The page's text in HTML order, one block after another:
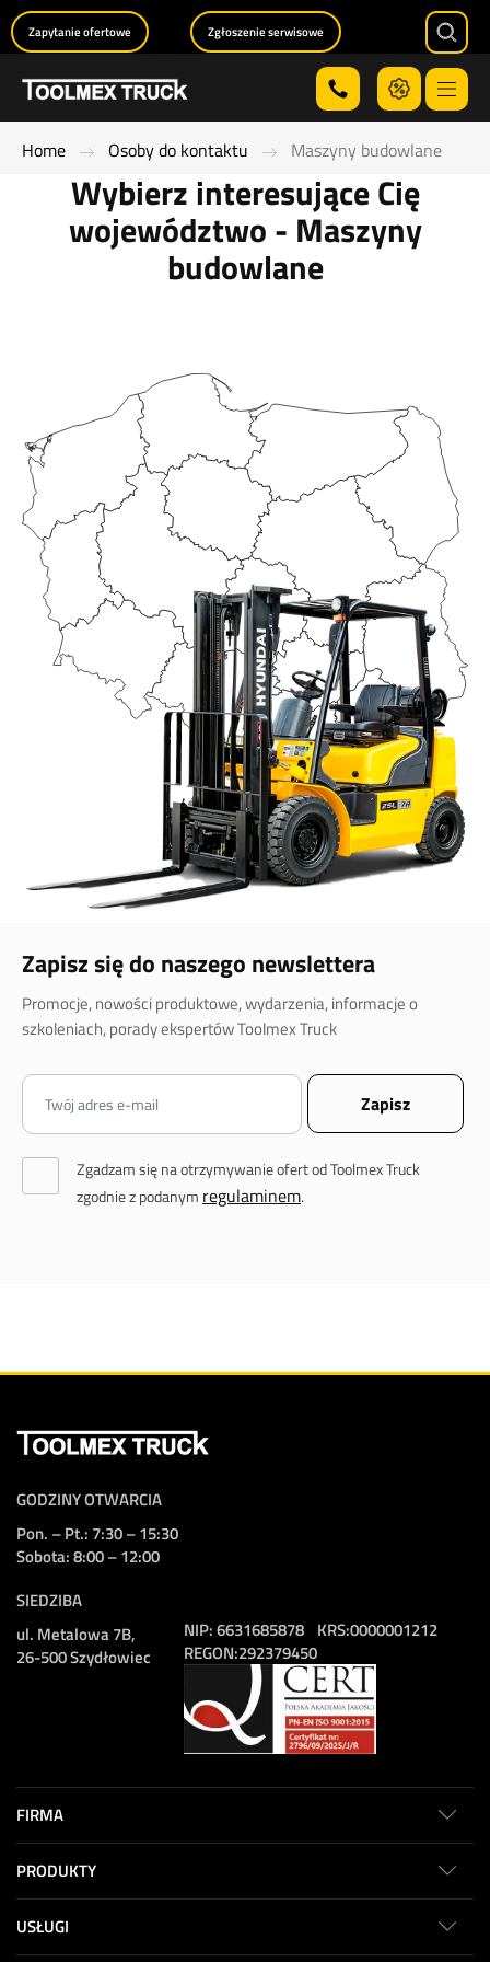
Menu
Zapytanie ofertowe Zgłoszenie serwisowe
Home Osoby do kontaktu Maszyny budowlane
Wybierz interesujące Cię
województwo - Maszyny
budowlane
Zapisz się do naszego newslettera
Promocje, nowości produktowe, wydarzenia, informacje o
szkoleniach, porady ekspertów Toolmex Truck
Zgadzam się na otrzymywanie ofert od Toolmex Truck
zgodnie z podanym regulaminem.
GODZINY OTWARCIA
Pon. – Pt.: 7:30 – 15:30
Sobota: 8:00 – 12:00
SIEDZIBA
ul. Metalowa 7B,
26-500 Szydłowiec
NIP:6631685878
REGON:292379450
KRS:0000001212
FIRMA
PRODUKTY
USŁUGI